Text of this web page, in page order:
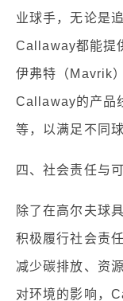
业球手，无论是
Callaway都能提
伊弗特（Mavrik
Callaway的产品
等，以满足不同
四、社会责任与
除了在高尔夫球
积极履行社会责
减少碳排放、资
对环境的影响，